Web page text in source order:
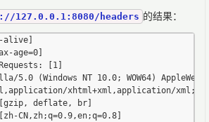
127.0.0.1:8080/headers 的结果：
alive]
age=0]
[1]
5.0 (Windows NT 10.0; WOW64)
xhtml+xml,application/
[gzip, deflate, br]
CN,zh;q=0.9,en;q=0.8]